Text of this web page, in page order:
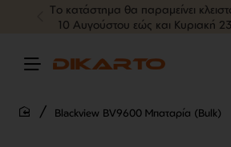
Tο κατάστημα θα παραμείνει
10 Αυγούστου εώς και Κυριακή
Blackview BV9600 Μπαταρία (Bulk)